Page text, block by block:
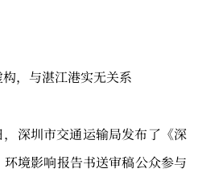
，与湛江港实无关系
深圳市交通运输局发布了《深
境影响报告书送审稿公众参与